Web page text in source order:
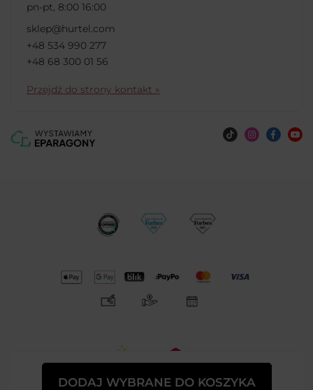
DODAJ WYBRANE DO KOSZYKA
pn-pt, 8:00 16:00
sklep@hurtel.com
+48 534 990 277
+48 68 300 01 56
Przejdź do strony kontakt »